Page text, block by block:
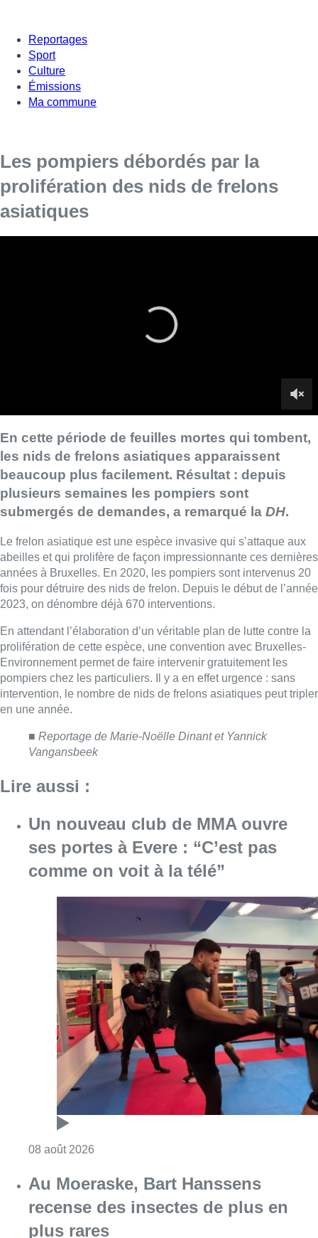
Reportages
Sport
Culture
Émissions
Ma commune
Les pompiers débordés par la
prolifération des nids de frelons
asiatiques
submergés de demandes, a remarqué la
années à Bruxelles. En 2020, les pompiers sont intervenus 20
fois pour détruire des nids de frelon. Depuis le début de l’année
2023, on dénombre déjà 670 interventions.
En attendant l’élaboration d’un véritable plan de lutte contre la
prolifération de cette espèce, une convention avec Bruxelles-
Environnement permet de faire intervenir gratuitement les
pompiers chez les particuliers. Il y a en effet urgence : sans
intervention, le nombre de nids de frelons asiatiques peut tripler
en une année.
■Reportage de Marie-Noëlle Dinant et Yannick
Vangansbeek
Lire aussi :
Un nouveau club de MMA ouvre
ses portes à Evere : “C’est pas
comme on voit à la télé”
08 août 2026Consulter l'article "Un nouveau club de
Au Moeraske, Bart Hanssens
recense des insectes de plus en
plus rares